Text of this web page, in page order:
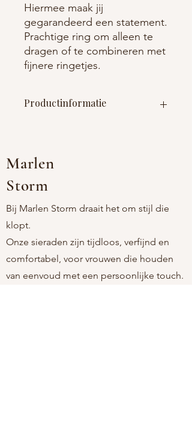
Hiermee maak jij
gegarandeerd een statement.
Prachtige ring om alleen te
dragen of te combineren met
fijnere ringetjes.
Productinformatie
Afmetingen : aanpasbaar
Marlen
Storm
Bij Marlen Storm draait het om stijl die
klopt.
Onze sieraden zijn tijdloos, verfijnd en
comfortabel, voor vrouwen die houden
van eenvoud met een persoonlijke touch.